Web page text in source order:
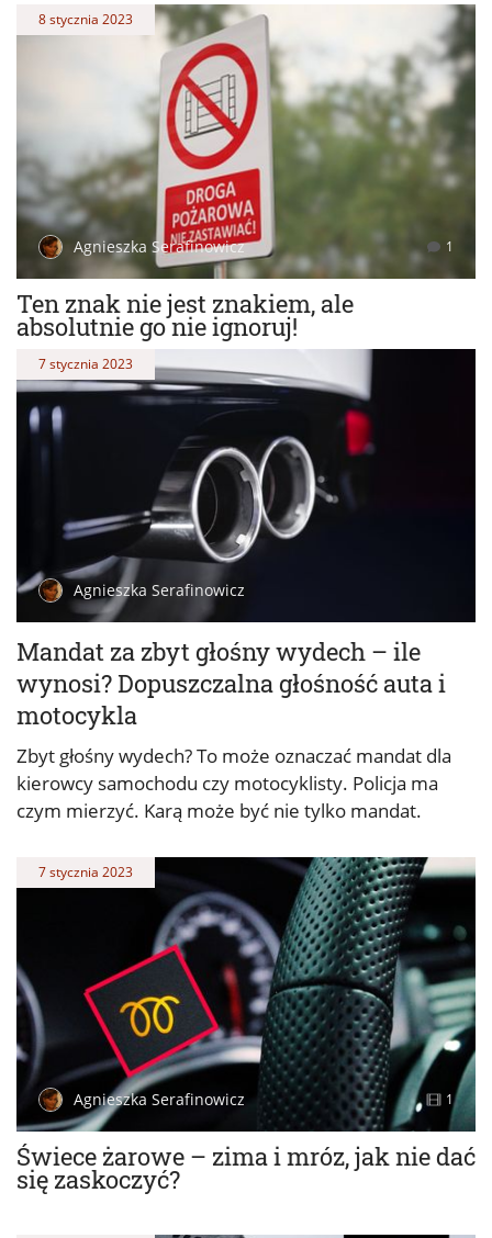
Ten znak nie jest znakiem, ale
absolutnie go nie ignoruj!
8 stycznia 2023
Agnieszka Serafinowicz 1
Mandat za zbyt głośny wydech – ile
wynosi? Dopuszczalna głośność auta i
motocykla
7 stycznia 2023
Agnieszka Serafinowicz
Zbyt głośny wydech? To może oznaczać mandat dla
kierowcy samochodu czy motocyklisty. Policja ma
czym mierzyć. Karą może być nie tylko mandat.
Świece żarowe – zima i mróz, jak nie dać
się zaskoczyć?
7 stycznia 2023
Agnieszka Serafinowicz 1